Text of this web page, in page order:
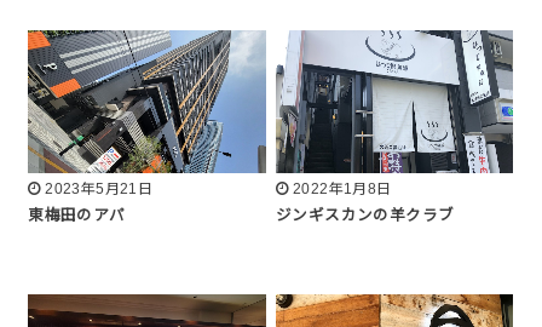
2023年5月21日
東梅田のアパ
2022年1月8日
ジンギスカンの羊クラブ